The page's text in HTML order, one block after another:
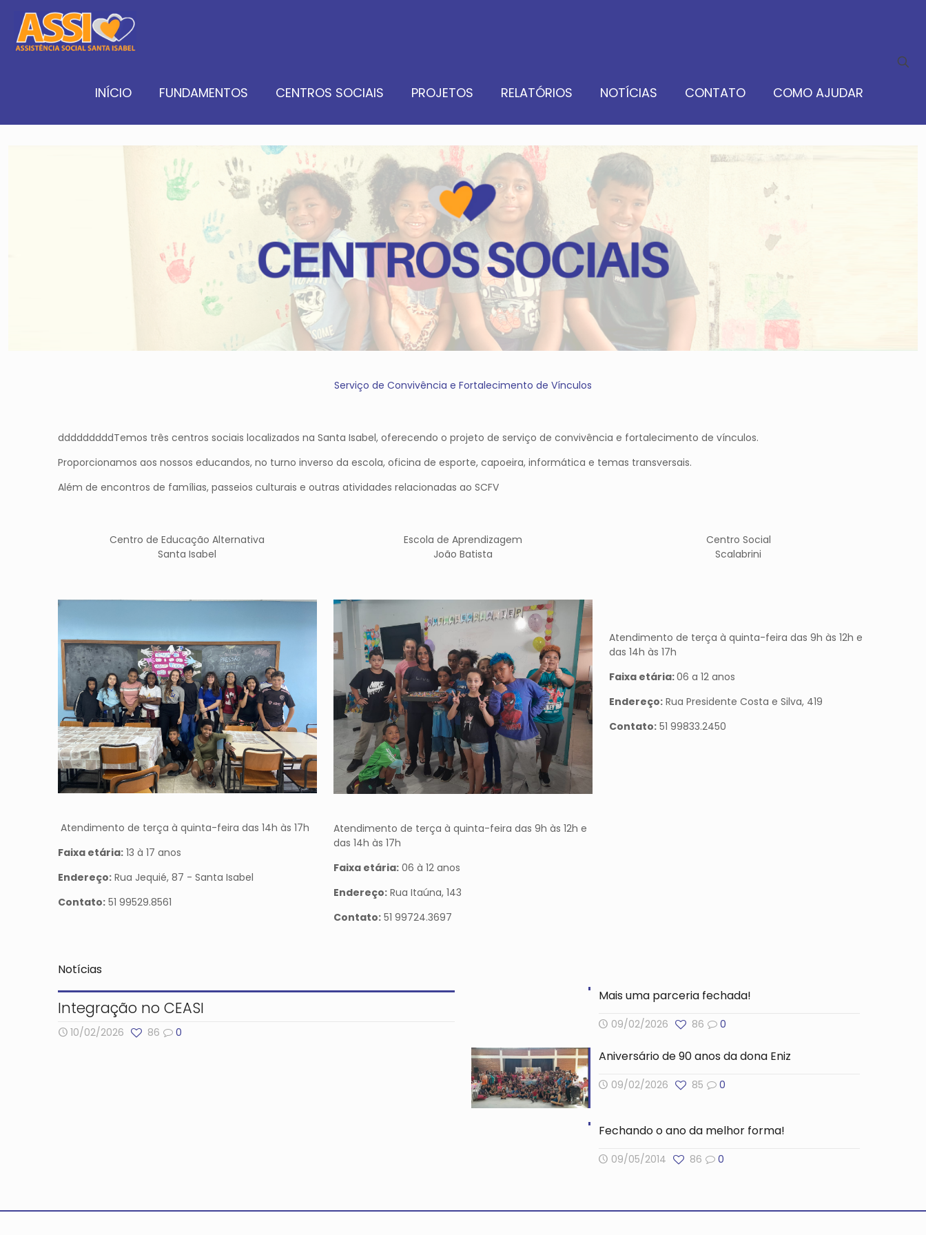
INÍCIO FUNDAMENTOS CENTROS SOCIAIS PROJETOS RELATÓRIOS NOTÍCIAS CONTATO COMO AJUDAR
Serviço de Convivência e Fortalecimento de Vínculos
dddddddddTemos três centros sociais localizados na Santa Isabel, oferecendo o projeto de serviço de convivência e fortalecimento de vínculos.
Proporcionamos aos nossos educandos, no turno inverso da escola, oficina de esporte, capoeira, informática e temas transversais.
Além de encontros de famílias, passeios culturais e outras atividades relacionadas ao SCFV
Centro de Educação Alternativa
Santa Isabel
Atendimento de terça à quinta-feira das 14h às 17h
Faixa etária: 13 à 17 anos
Endereço: Rua Jequié, 87 - Santa Isabel
Contato: 51 99529.8561
Escola de Aprendizagem
João Batista
Atendimento de terça à quinta-feira das 9h às 12h e
das 14h às 17h
Faixa etária:06 à 12 anos
Endereço:Rua Itaúna, 143
Contato:51 99724.3697
Centro Social
Scalabrini
Atendimento de terça à quinta-feira das 9h às 12h e
das 14h às 17h
Faixa etária:06 a 12 anos
Endereço:Rua Presidente Costa e Silva, 419
Contato:51 99833.2450
Notícias
Integração no CEASI
10/02/2026 0
86
Mais uma parceria fechada!
09/02/2026 0
86
Aniversário de 90 anos da dona Eniz
09/02/2026 0
85
Fechando o ano da melhor forma!
09/05/2014 0
86